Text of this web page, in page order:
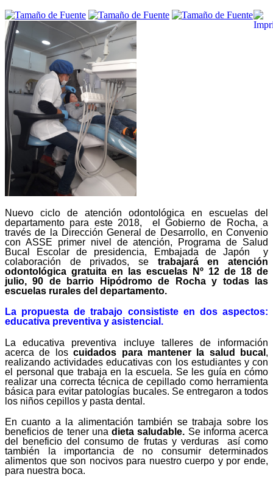
Nuevo ciclo de atención odontológica en escuelas del
departamento para este 2018, el Gobierno de Rocha, a
través de la Dirección General de Desarrollo, en Convenio
con ASSE primer nivel de atención, Programa de Salud
Bucal Escolar de presidencia, Embajada de Japón y
colaboración de privados, se trabajará en atención
odontológica gratuita en las escuelas Nº 12 de 18 de
julio, 90 de barrio Hipódromo de Rocha y todas las
escuelas rurales del departamento.
La propuesta de trabajo consististe en dos aspectos:
educativa preventiva y asistencial.
La educativa preventiva incluye talleres de información
acerca de loscuidados para mantener la salud bucal ,
realizando actividades educativas con los estudiantes y con
el personal que trabaja en la escuela. Se les guía en cómo
realizar una correcta técnica de cepillado como herramienta
básica para evitar patologías bucales. Se entregaron a todos
los niños cepillos y pasta dental.
En cuanto a la alimentación también se trabaja sobre los
beneficios de tener una dieta saludable. Se informa acerca
del beneficio del consumo de frutas y verduras así como
también la importancia de no consumir determinados
alimentos que son nocivos para nuestro cuerpo y por ende,
para nuestra boca.